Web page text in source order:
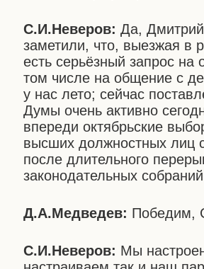
С.И.Неверов: Да,
заметили, что, выезжая в
есть серьёзный запрос
том числе на общение с
у нас лето; сейчас
Думы очень активно
впереди октябрьские
высших должностных лиц
после длительного
законодательных
Д.А.Медведев: Победим,
С.И.Неверов: Мы